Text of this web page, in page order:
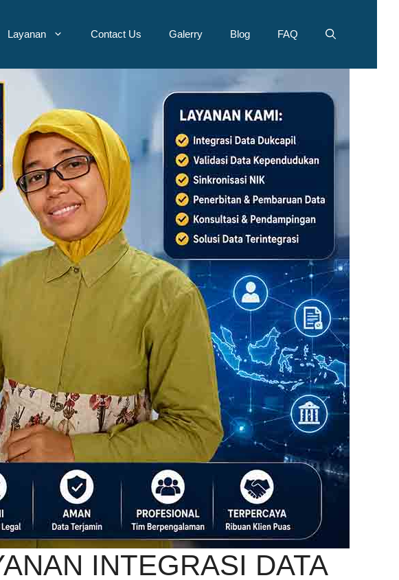
Layanan Contact Us Galerry Blog FAQ
INTEGRASI DATA